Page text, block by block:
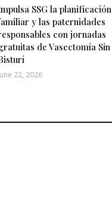
SSG la planificación
y las paternidades
con jornadas
de Vasectomía Sin
22, 2026